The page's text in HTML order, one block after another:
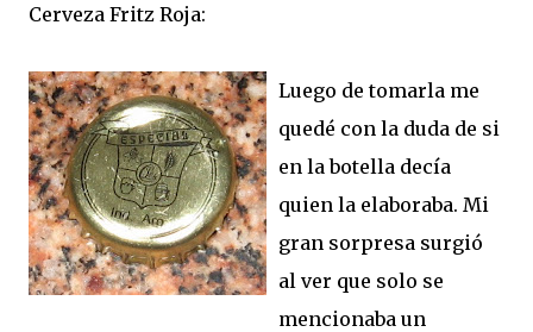
Cerveza Fritz Roja:
Luego de tomarla me
quedé con la duda de si
en la botella decía
quien la elaboraba. Mi
gran sorpresa surgió
al ver que solo se
mencionaba un